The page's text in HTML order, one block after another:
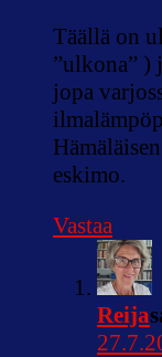
Täällä on
”ulkona” )
jopa
eskimo.
Vastaa
Reija